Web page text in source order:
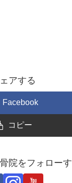
アする
Facebook
コピー
院をフォロー